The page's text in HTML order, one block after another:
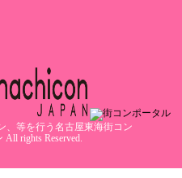
、等を行う名古屋東海街コン
rights Reserved.